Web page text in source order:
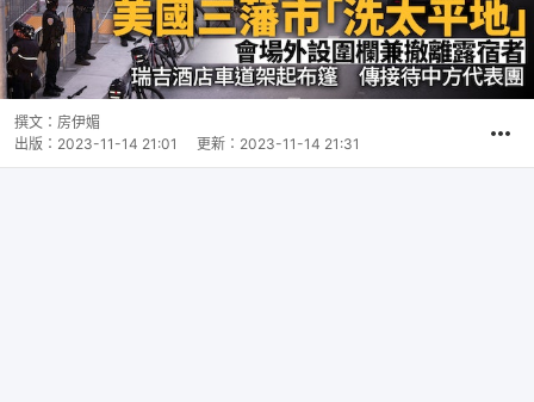
撰文： 房伊媚
出版： 2023-11-14 21:01 更新： 2023-11-14 21:31